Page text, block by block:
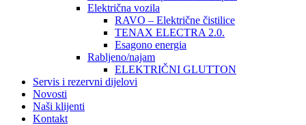
Električna vozila
RAVO – Električne čistilice
TENAX ELECTRA 2.0.
Esagono energia
Rabljeno/najam
ELEKTRIČNI GLUTTON
Servis i rezervni dijelovi
Novosti
Naši klijenti
Kontakt